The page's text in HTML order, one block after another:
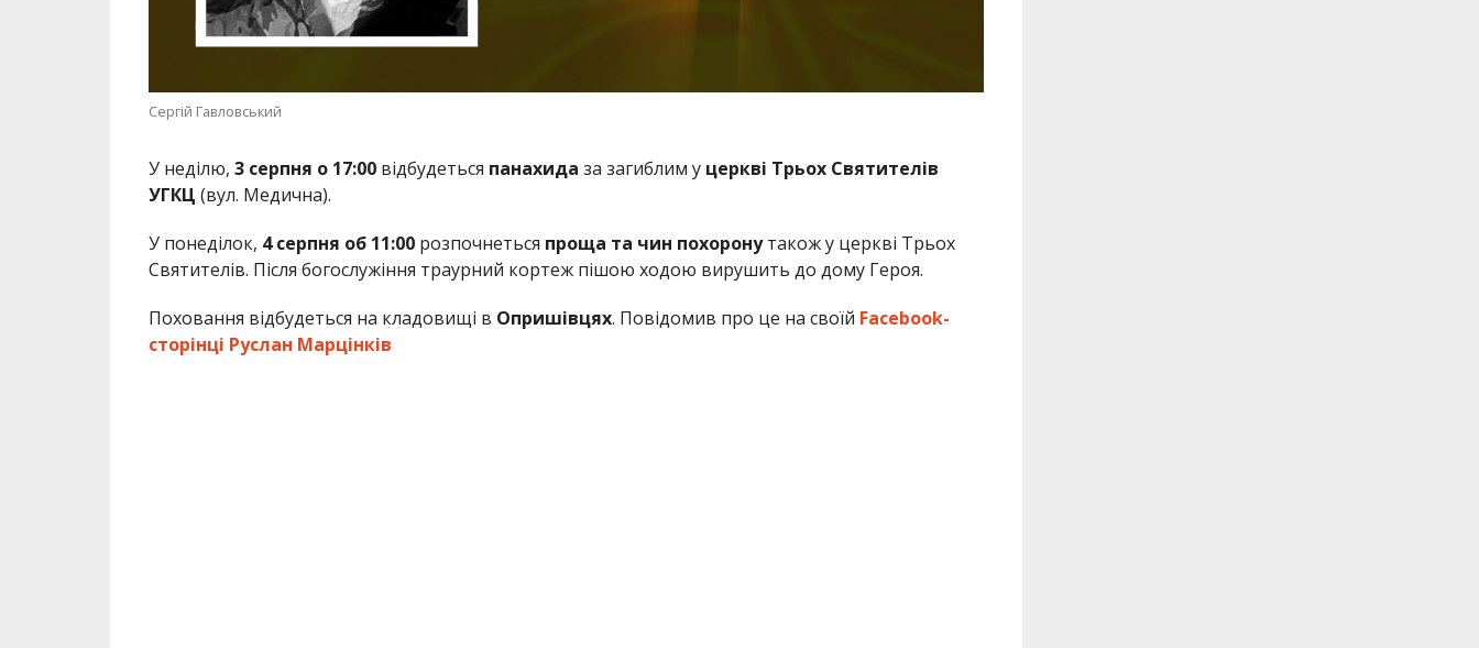
Сергій Гавловський
У неділю, 3 серпня о 17:00відбудеться панахида за загиблим у церкві Трьох Святителів
УГКЦ (вул. Медична).
У понеділок, 4 серпня об 11:00розпочнеться проща та чин похоронутакож у церкві Трьох
Святителів. Після богослужіння траурний кортеж пішою ходою вирушить до дому Героя.
Поховання відбудеться на кладовищі в Опришівцях. Повідомив про це на своїй Facebook-
сторінці Руслан Марцінків